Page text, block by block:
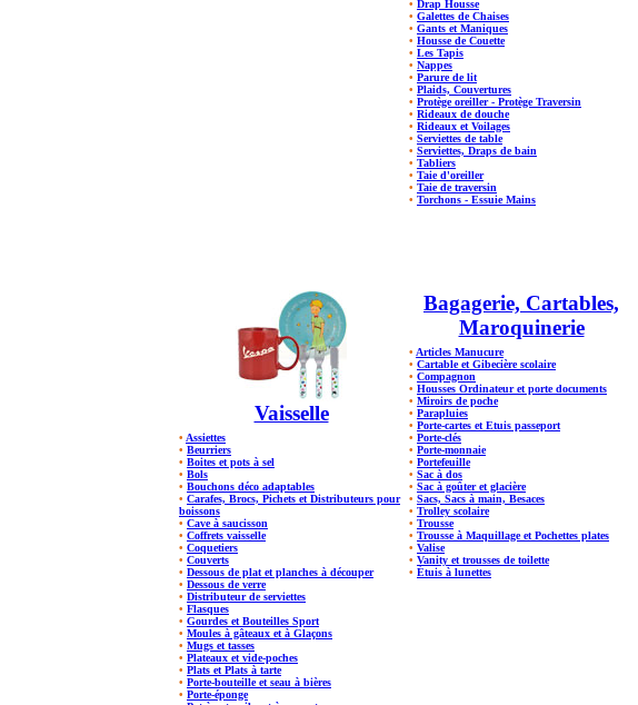
• Drap Housse
• Galettes de Chaises
• Gants et Maniques
• Housse de Couette
• Les Tapis
• Nappes
• Parure de lit
• Plaids, Couvertures
• Protège oreiller - Protège Traversin
• Rideaux de douche
• Rideaux et Voilages
• Serviettes de table
• Serviettes, Draps de bain
• Tabliers
• Taie d'oreiller
• Taie de traversin
• Torchons - Essuie Mains
Vaisselle
• Assiettes
• Beurriers
• Boites et pots à sel
• Bols
• Bouchons déco adaptables
• Carafes, Brocs, Pichets et Distributeurs pour
boissons
• Cave à saucisson
• Coffrets vaisselle
• Coquetiers
• Couverts
• Dessous de plat et planches à découper
• Dessous de verre
• Distributeur de serviettes
• Flasques
• Gourdes et Bouteilles Sport
• Moules à gâteaux et à Glaçons
• Mugs et tasses
• Plateaux et vide-poches
• Plats et Plats à tarte
• Porte-bouteille et seau à bières
• Porte-éponge
Bagagerie, Cartables,
Maroquinerie
• Articles Manucure
• Cartable et Gibecière scolaire
• Compagnon
• Housses Ordinateur et porte documents
• Miroirs de poche
• Parapluies
• Porte-cartes et Etuis passeport
• Porte-clés
• Porte-monnaie
• Portefeuille
• Sac à dos
• Sac à goûter et glacière
• Sacs, Sacs à main, Besaces
• Trolley scolaire
• Trousse
• Trousse à Maquillage et Pochettes plates
• Valise
• Vanity et trousses de toilette
• Étuis à lunettes